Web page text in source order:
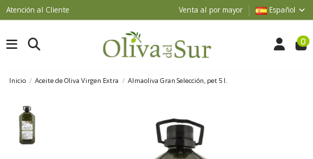
Atención al Cliente Venta al por mayor Español
0
Inicio Aceite de Oliva Virgen Extra Almaoliva Gran Selección, pet 5 l.